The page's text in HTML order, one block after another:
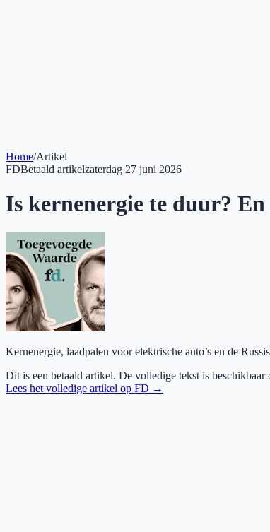
Home/Artikel
FDBetaald artikelzaterdag 27 juni 2026
Is kernenergie te duur? En
Kernenergie, laadpalen voor elektrische auto’s en de
Dit is een betaald artikel. De volledige tekst is beschikbaar
Lees het volledige artikel op FD →